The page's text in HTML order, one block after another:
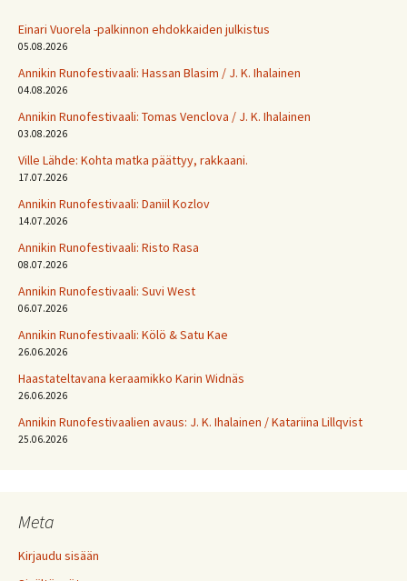
Einari Vuorela -palkinnon ehdokkaiden julkistus
05.08.2026
Annikin Runofestivaali: Has­san Bla­sim / J. K. Ihalainen
04.08.2026
Annikin Runofestivaali: Tomas Venclova / J. K. Ihalainen
03.08.2026
Ville Lähde: Kohta matka päättyy, rakkaani.
17.07.2026
Annikin Runofestivaali: Daniil Kozlov
14.07.2026
Annikin Runofestivaali: Risto Rasa
08.07.2026
Annikin Runofestivaali: Suvi West
06.07.2026
Annikin Runofestivaali: Kölö & Satu Kae
26.06.2026
Haastateltavana keraamikko Karin Widnäs
26.06.2026
Annikin Runofestivaalien avaus: J. K. Ihalainen / Katariina Lillqvist
25.06.2026
Meta
Kirjaudu sisään